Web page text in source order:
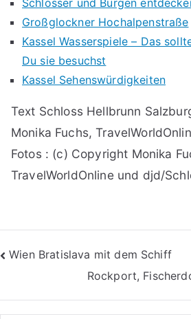
Schlösser und Burgen
Großglockner Hochalpenstraße
Kassel Wasserspiele – Das
Du sie besuchst
Kassel Sehenswürdigkeiten
Text Schloss Hellbrunn
Monika Fuchs,
Fotos : (c) Copyright Monika
TravelWorldOnline und djd/
Beitragsnavigation
Wien Bratislava mit dem Schiff
Rockport,